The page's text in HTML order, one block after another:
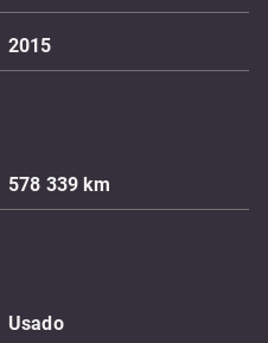
2015
578 339km
Usado